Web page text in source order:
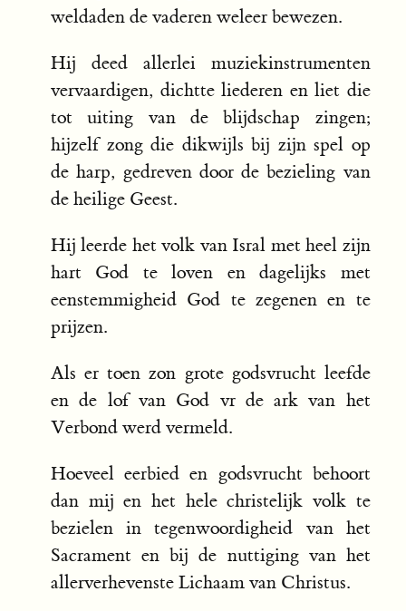
weldaden de vaderen weleer bewezen.
Hij deed allerlei muziekinstrumenten
vervaardigen, dichtte liederen en liet die
tot uiting van de blijdschap zingen;
hijzelf zong die dikwijls bij zijn spel op
de harp, gedreven door de bezieling van
de heilige Geest.
Hij leerde het volk van Isral met heel zijn
hart God te loven en dagelijks met
eenstemmigheid God te zegenen en te
prijzen.
Als er toen zon grote godsvrucht leefde
en de lof van God vr de ark van het
Verbond werd vermeld.
Hoeveel eerbied en godsvrucht behoort
dan mij en het hele christelijk volk te
bezielen in tegenwoordigheid van het
Sacrament en bij de nuttiging van het
allerverhevenste Lichaam van Christus.